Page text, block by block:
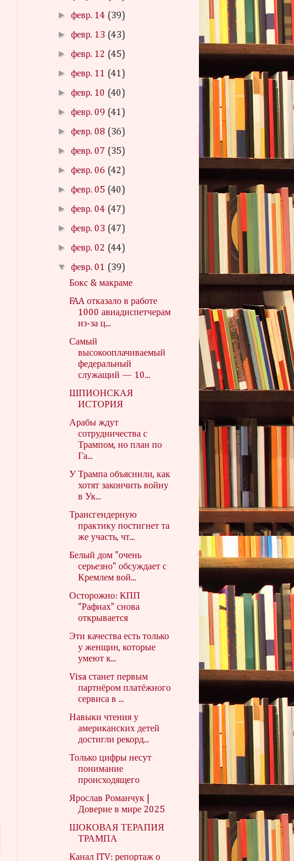
►февр. 14 (39)
►февр. 13 (43)
►февр. 12 (45)
►февр. 11 (41)
►февр. 10 (40)
►февр. 09 (41)
►февр. 08 (36)
►февр. 07 (35)
►февр. 06 (42)
►февр. 05 (40)
►февр. 04 (47)
►февр. 03 (47)
►февр. 02 (44)
▼февр. 01 (39)
Бокс & макраме
FAA отказало в работе
1000 авиадиспетчерам
из-за ц...
Самый
высокооплачиваемый
федеральный
служащий — 10...
ШПИОНСКАЯ
ИСТОРИЯ
Арабы ждут
сотрудничества с
Трампом, но план по
Га...
У Трампа объяснили, как
хотят закончить войну
в Ук...
Трансгендерную
практику постигнет та
же участь, чт...
Белый дом "очень
серьезно" обсуждает с
Кремлем вой...
Осторожно: КПП
"Рафиах" снова
открывается
Эти качества есть только
у женщин, которые
умеют к...
Visa станет первым
партнёром платёжного
сервиса в ...
Навыки чтения у
американских детей
достигли рекорд...
Только цифры несут
понимание
происходящего
Ярослав Романчук |
Доверие в мире 2025
ШОКОВАЯ ТЕРАПИЯ
ТРАМПА
Канал ITV: репортаж о